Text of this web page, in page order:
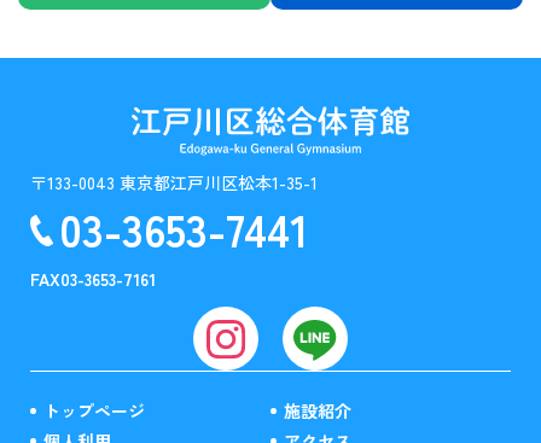
〒133-0043 東京都江戸川区松本1-35-1
03-3653-7441
FAX03-3653-7161
トップページ
施設紹介